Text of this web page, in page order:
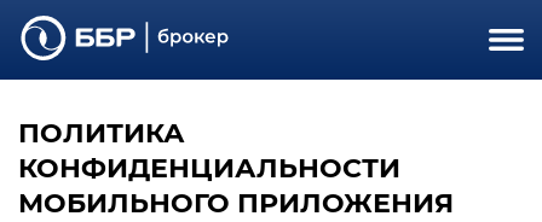
ПОЛИТИКА
КОНФИДЕНЦИАЛЬНОСТИ
МОБИЛЬНОГО ПРИЛОЖЕНИЯ